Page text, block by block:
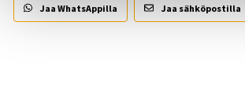
Jaa WhatsAppilla Jaa sähköpostilla